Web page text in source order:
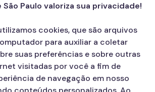
de São Paulo
de São Paulo
Prefeitura de São Paulo
de São Paulo
da Prefeitura de São Paulo
Facebook da Prefeitura de São Paulo
Diário Oficial
Paulo valoriza sua privacidade!
cookies, que são arquivos
para auxiliar a coletar
suas preferências e sobre outras
visitadas por você a fim de
de navegação em nosso